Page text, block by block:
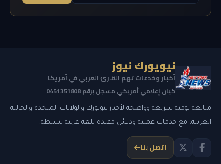
نيويورك نيوز
أخبار وخدمات تهم القارئ العربي في أمريكا
كيان إعلامي أمريكي مسجل برقم 0451351808
متابعة يومية سريعة وواضحة لأخبار نيويورك والولايات المتحدة والجالية
العربية، مع خدمات عملية ودلائل مفيدة بلغة عربية بسيطة.
اتصل بنا